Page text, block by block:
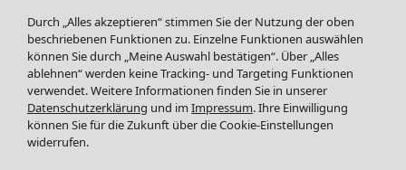
Schuhe
Bademode
Basics
SALE Zuhause
Alle anzeigen
Dekoration
Textilien
Frottee
Durch „Alles akzeptieren“ stimmen Sie der Nutzung der oben
beschriebenen Funktionen zu. Einzelne Funktionen auswählen
können Sie durch „Meine Auswahl bestätigen“. Über „Alles
ablehnen“ werden keine Tracking- und Targeting Funktionen
verwendet. Weitere Informationen finden Sie in unserer
Datenschutzerklärung und im Impressum. Ihre Einwilligung
können Sie für die Zukunft über die Cookie-Einstellungen
widerrufen.